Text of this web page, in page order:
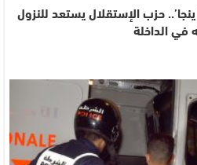
حزب الإستقلال يستعد للنزول
في الداخلة